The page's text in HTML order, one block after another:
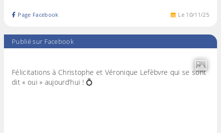
Le 10/11/25
Page Facebook
Publié sur Facebook
Félicitations à Christophe et Véronique Lefèbvre qui se sont
dit « oui » aujourd’hui ! 💍